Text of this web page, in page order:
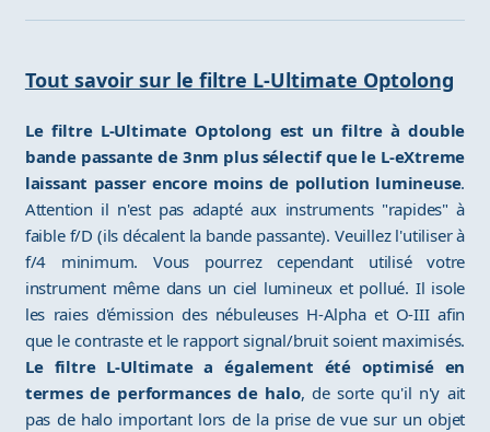
Tout savoir sur le filtre L-Ultimate Optolong
Le filtre L-Ultimate Optolong est un filtre à double
bande passante de 3nm plus sélectif que le L-eXtreme
laissant passer encore moins de pollution lumineuse.
Attention il n'est pas adapté aux instruments "rapides" à
faible f/D (ils décalent la bande passante). Veuillez l'utiliser à
f/4 minimum. Vous pourrez cependant utilisé votre
instrument même dans un ciel lumineux et pollué. Il isole
les raies d'émission des nébuleuses H-Alpha et O-III afin
que le contraste et le rapport signal/bruit soient maximisés.
Le filtre L-Ultimate a également été optimisé en
termes de performances de halo, de sorte qu'il n'y ait
pas de halo important lors de la prise de vue sur un objet